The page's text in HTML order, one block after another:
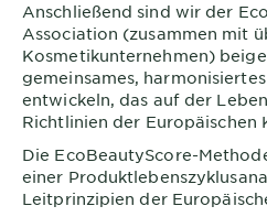
Anschließend sind wir der
Association (zusammen mit
Kosmetikunternehmen)
gemeinsames,
entwickeln, das auf der
Richtlinien der Europäischen
Die EcoBeautyScore-
einer
Leitprinzipien der